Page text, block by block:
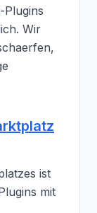
Plugins
Wir
ist
mit